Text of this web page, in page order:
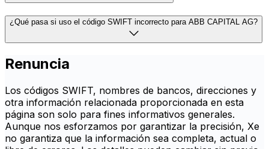
¿Qué pasa si uso el código SWIFT incorrecto para ABB CAPITAL AG?
Renuncia
Los códigos SWIFT, nombres de bancos, direcciones y
otra información relacionada proporcionada en esta
página son solo para fines informativos generales.
Aunque nos esforzamos por garantizar la precisión, Xe
no garantiza que la información sea completa, actual o